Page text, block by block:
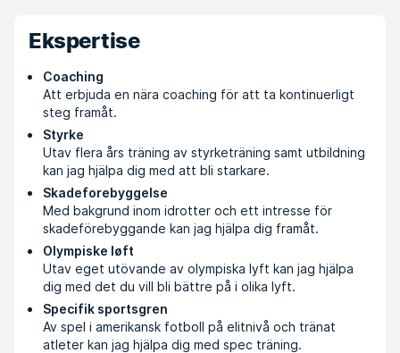
Ekspertise
Coaching
Att erbjuda en nära coaching för att ta kontinuerligt
steg framåt.
Styrke
Utav flera års träning av styrketräning samt utbildning
kan jag hjälpa dig med att bli starkare.
Skadeforebyggelse
Med bakgrund inom idrotter och ett intresse för
skadeförebyggande kan jag hjälpa dig framåt.
Olympiske løft
Utav eget utövande av olympiska lyft kan jag hjälpa
dig med det du vill bli bättre på i olika lyft.
Specifik sportsgren
Av spel i amerikansk fotboll på elitnivå och tränat
atleter kan jag hjälpa dig med spec träning.